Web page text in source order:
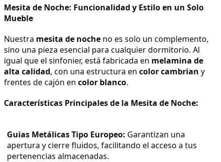
Mesita de Noche: Funcionalidad y Estilo en un Solo
Mueble
Nuestra mesita de noche no es solo un complemento,
sino una pieza esencial para cualquier dormitorio. Al
igual que el sinfonier, está fabricada en melamina de
alta calidad, con una estructura en color cambrian y
frentes de cajón en color blanco.
Características Principales de la Mesita de Noche:
Guias Metálicas Tipo Europeo: Garantizan una
apertura y cierre fluidos, facilitando el acceso a tus
pertenencias almacenadas.